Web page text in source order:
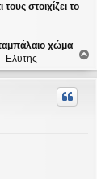
στοιχίζει το
χώμα
- Ελυτης
ο
ρ